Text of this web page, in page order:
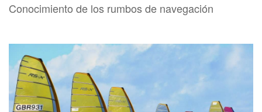
Conocimiento de los rumbos de navegación